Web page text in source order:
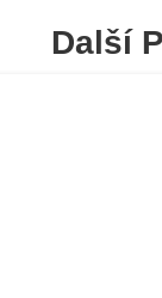
Další